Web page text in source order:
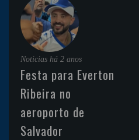
Noticias há 2 anos
Festa para Everton
Ribeira no
aeroporto de
Salvador